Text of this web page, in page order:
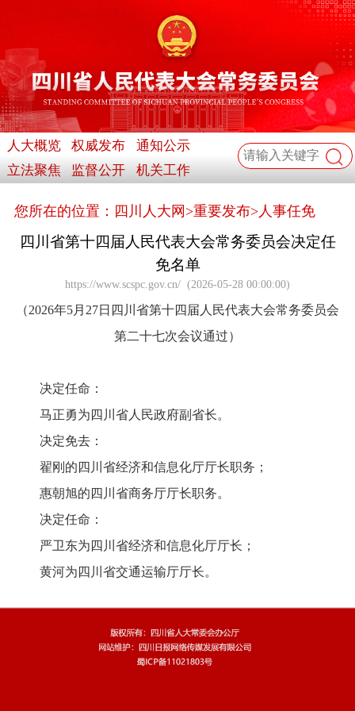
人大概览 权威发布
通知公示
立法聚焦
监督公开 机关工作
您所在的位置： 四川人大网 >重要发布>人事任免
四川省第十四届人民代表大会常务委员会决定任
免名单
https://www.scspc.gov.cn/ (2026-05-28 00:00:00)
（2026年5月27日四川省第十四届人民代表大会常务委员会
第二十七次会议通过）
决定任命：
马正勇为四川省人民政府副省长。
决定免去：
翟刚的四川省经济和信息化厅厅长职务；
惠朝旭的四川省商务厅厅长职务。
决定任命：
严卫东为四川省经济和信息化厅厅长；
黄河为四川省交通运输厅厅长。